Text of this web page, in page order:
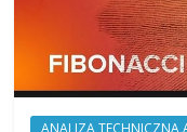
Analiza
rynku
ANALIZA TECHNICZNA